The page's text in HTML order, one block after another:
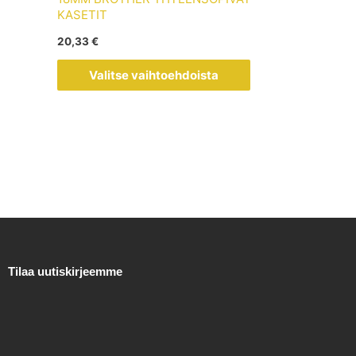
KASETIT
20,33 €
Valitse vaihtoehdoista
tuotteen
Tilaa uutiskirjeemme